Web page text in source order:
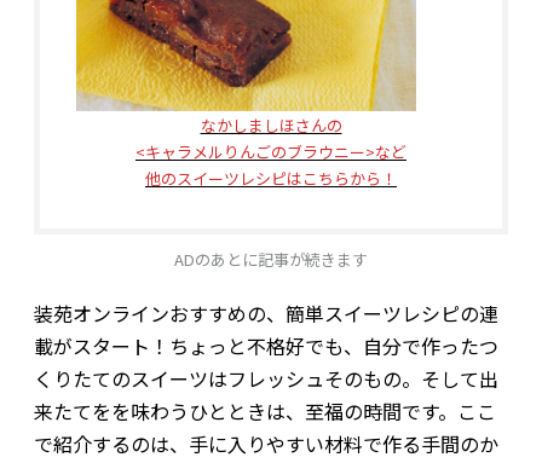
なかしましほさんの
<キャラメルりんごのブラウニー>など
他のスイーツレシピはこちらから！
ADのあとに記事が続きます
装苑オンラインおすすめの、簡単スイーツレシピの連
載がスタート！ちょっと不格好でも、自分で作ったつ
くりたてのスイーツはフレッシュそのもの。そして出
来たてをを味わうひとときは、至福の時間です。ここ
で紹介するのは、手に入りやすい材料で作る手間のか